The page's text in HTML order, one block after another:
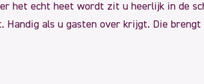
het echt heet wordt zit u heerlijk in de
als u gasten over krijgt. Die